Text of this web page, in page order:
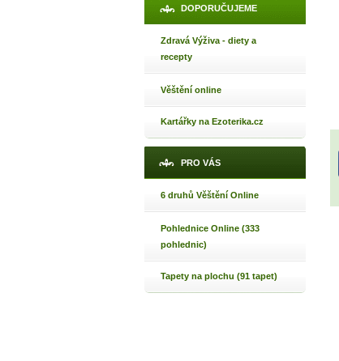
DOPORUČUJEME
Zdravá Výživa - diety a
recepty
Věštění online
Kartářky na Ezoterika.cz
PRO VÁS
6 druhů Věštění Online
Pohlednice Online (333
pohlednic)
Tapety na plochu (91 tapet)